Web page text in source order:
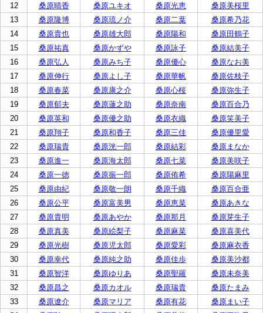
12
桑原晴香 桑原ユキオ 桑原光恵
桑原美桜里
13
桑原隆博 桑原琉ノ介 桑原二葉
桑原希乃花
14
桑原貴也 桑原雄大郎 桑原陽和
桑原田鶴子
15
桑原祐真 桑原かずや 桑原詠子
桑原結美子
16
桑原弘人 桑原みち子 桑原優心
桑原なお美
17
桑原伸行 桑原よし子 桑原華帆
桑原佐枝子
18
桑原春菜 桑原康之介 桑原心桜
桑原弥生子
19
桑原郁夫 桑原蓮之助 桑原奈南
桑原百合乃
20
桑原英和 桑原優之助 桑原衣織
桑原笑美子
21
桑原翔子 桑原和香子 桑原三佳
桑原優里愛
22
桑原瑞貴 桑原洸一郎 桑原結彩
桑原まなか
23
桑原進一 桑原海太郎 桑原七菜
桑原美咲子
24
桑原一徳 桑原振一郎 桑原侑希
桑原陽麻里
25
桑原由紀 桑原敬一朗 桑原千織
桑原百合亜
26
桑原公平 桑原富美男 桑原恵菜
桑原あきな
27
桑原貴明 桑原あやか 桑原那月
桑原芽生子
28
桑原真美 桑原絵梨子 桑原麻菜
桑原喜美代
29
桑原光樹 桑原児太郎 桑原愛彩
桑原麻衣香
30
桑原幸代 桑原純之助 桑原佳歩
桑原美沙都
31
桑原智洋 桑原ゆりあ 桑原聖羅
桑原未奈美
32
桑原昌之 桑原カオル 桑原瑞貴
桑原たまみ
33
桑原遼介 桑原マリア 桑原有花
桑原まい子